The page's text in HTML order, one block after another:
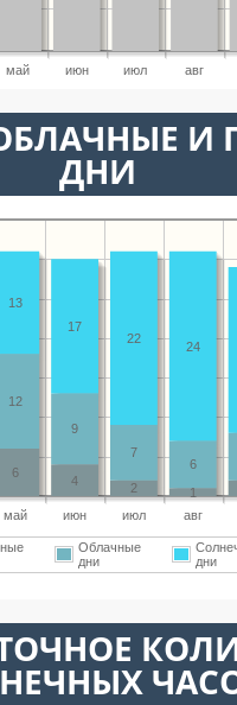
май июн июл авг
И
ДНИ
май июн июл авг
1
2
4
6
6
7
9
12
24
22
17
13
Облачные
дни
дни